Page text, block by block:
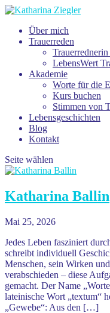
Über mich
Trauerreden
LebensWert
Akademie
Worte für die
Kurs buchen
Stimmen von
Lebensgeschichten
Blog
Kontakt
Seite wählen
Katharina Ballin
Mai 25, 2026
Jedes Leben fasziniert
schreibt individuell
Menschen, sein Wirken
verabschieden – diese
gemacht. Der Name
lateinische Wort „textum“
„Gewebe“: Aus den […]